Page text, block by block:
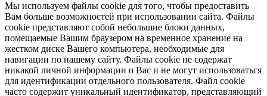
Мы используем файлы cookie для того, чтобы предоставить
Вам больше возможностей при использовании сайта. Файлы
cookie представляют собой небольшие блоки данных,
помещаемые Вашим браузером на временное хранение на
жестком диске Вашего компьютера, необходимые для
навигации по нашему сайту. Файлы cookie не содержат
никакой личной информации о Вас и не могут использоваться
для идентификации отдельного пользователя. Файл cookie
часто содержит уникальный идентификатор, представляющий